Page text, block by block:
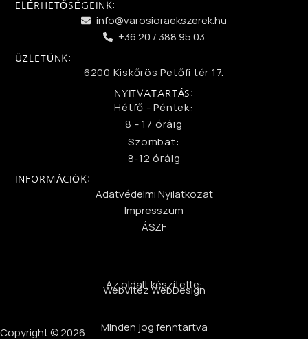
ELÉRHETŐSÉGEINK:
info@varosioraekszerek.hu
+36 20 / 388 95 03
ÜZLETÜNK:
6200 Kiskőrös Petőfi tér 17.
NYITVATARTÁS:
Hétfő - Péntek:
8 - 17 óráig
Szombat:
8-12 óráig
INFORMÁCIÓK:
Adatvédelmi Nyilatkozat
Impresszum
ÁSZF
Az oldalt készítette:
WebVitéz WebDesign
Minden jog fenntartva
Copyright © 2026